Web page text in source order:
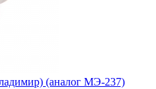
(аналог МЭ-237)